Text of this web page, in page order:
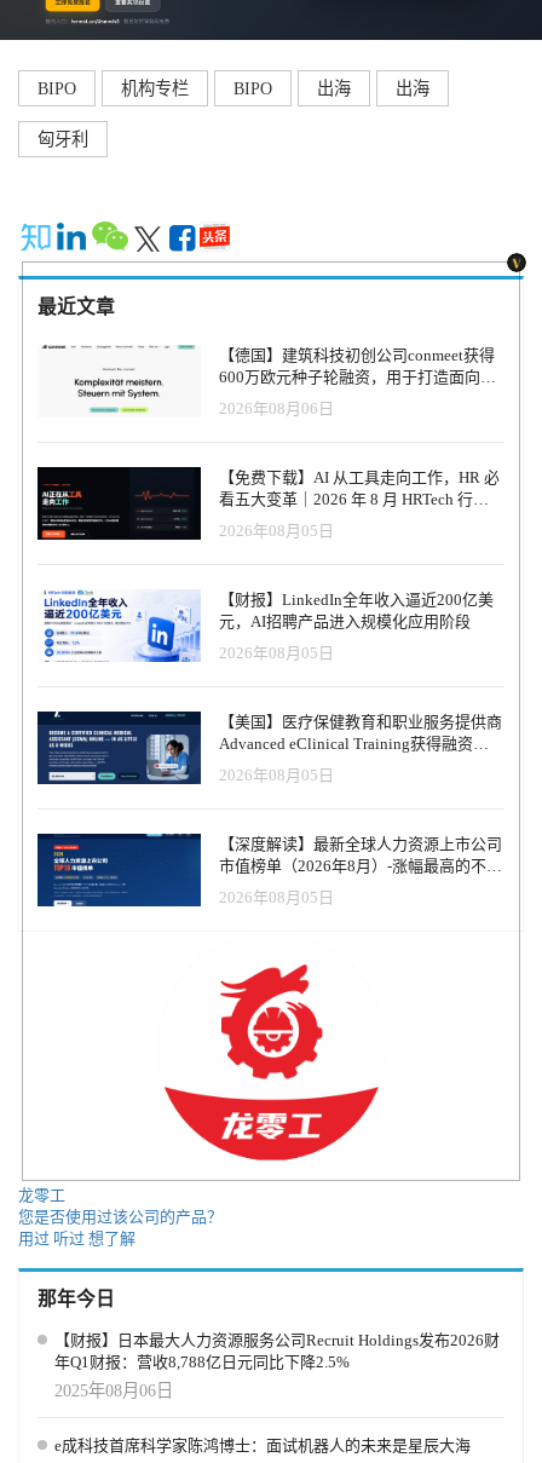
BIPO 机构专栏 BIPO 出海 出海
匈牙利
最近文章
【德国】建筑科技初创公司conmeet获得
600万欧元种子轮融资，用于打造面向贸
易和建筑行业的AI操作系统
2026年08月06日
【免费下载】AI 从工具走向工作，HR 必
看五大变革｜2026 年 8 月 HRTech 行业
观察报告
2026年08月05日
【财报】LinkedIn全年收入逼近200亿美
元，AI招聘产品进入规模化应用阶段
2026年08月05日
【美国】医疗保健教育和职业服务提供商
Advanced eClinical Training获得融资，
以加速医疗卫生人才队伍建设
2026年08月05日
【深度解读】最新全球人力资源上市公司
市值榜单（2026年8月）-涨幅最高的不是
AI软件，而是传统人力服务商
2026年08月05日
龙零工
您是否使用过该公司的产品？
用过 听过 想了解
那年今日
【财报】日本最大人力资源服务公司Recruit Holdings发布2026财
年Q1财报：营收8,788亿日元同比下降2.5%
2025年08月06日
e成科技首席科学家陈鸿博士：面试机器人的未来是星辰大海